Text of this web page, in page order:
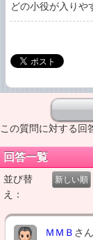
どの小役が入りや
この質問に対する回
回答一覧
並び替
え：
新しい順
ＭＭＢ さん